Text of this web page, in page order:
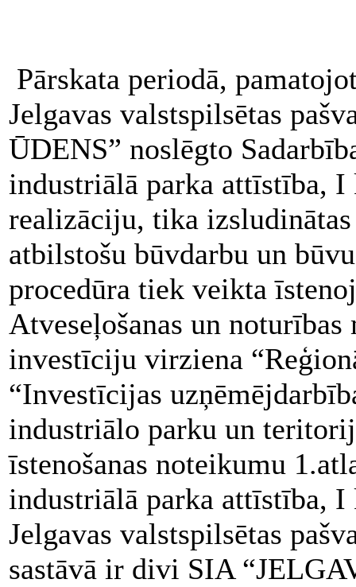
Pārskata periodā,
Jelgavas valstspilsētas
ŪDENS” noslēgto
industriālā parka attīstība, I
realizāciju, tika
atbilstošu būvdarbu un
procedūra tiek veikta
Atveseļošanas un
investīciju virziena
“Investīcijas
industriālo parku un
īstenošanas noteikumu
industriālā parka attīstība,
Jelgavas valstspilsētas
sastāvā ir divi SIA